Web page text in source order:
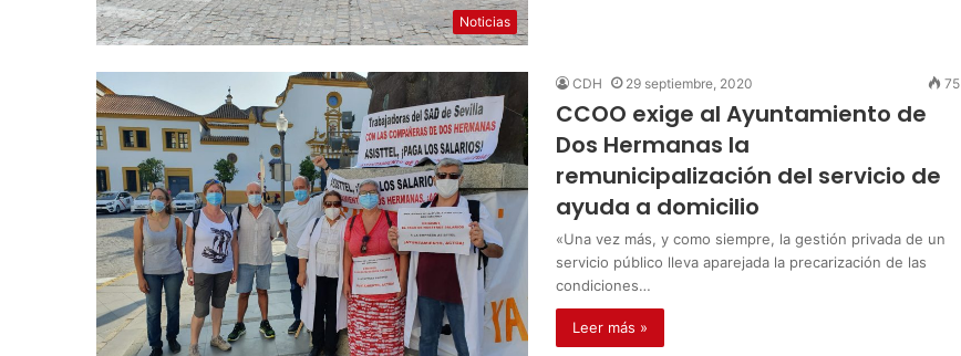
Noticias
CDH 29 septiembre, 2020 75
CCOO exige al Ayuntamiento de
Dos Hermanas la
remunicipalización del servicio de
ayuda a domicilio
«Una vez más, y como siempre, la gestión privada de un
servicio público lleva aparejada la precarización de las
condiciones…
Leer más »